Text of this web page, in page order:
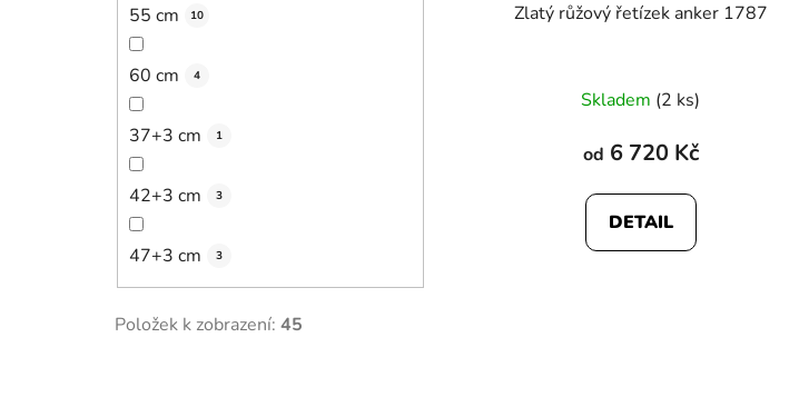
55 cm 10
60 cm 4
37+3 cm 1
42+3 cm 3
47+3 cm 3
Položek k zobrazení: 45
Zlatý růžový řetízek anker 1787
hodnocení
produktu
5,0
z
Skladem (2 ks)
od 6 720 Kč
DETAIL